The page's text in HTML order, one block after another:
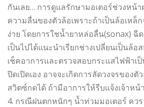
กันเลย… การดูแลรักษามอเตอร์ช่วงหน้
ความลื่นของตัวล้อเพราะถ้าเป็นล้อเหล็
ง่าย โดยการใชน้ำยาหล่อลื่น(sonax) ฉี
เป็นไปได้แนะนำเรียกช่างเปลี่ยนเป็นล้อ
เช็คอาการและตรวจสอบกระแสไฟฟ้าเ
ปิดเปิดเอง อาจจะเกิดการลัดวงจรของตั
สวิตซ์กดได้ ถ้ามีอาการให้รีบแจ้งเจ้าหน้
4. กรณีฝนตกหนักๆ น้ำท่วมมอเตอร์ คว